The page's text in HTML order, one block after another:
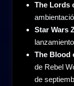
The Lords
Star Wars
The Blood
de Rebel
de